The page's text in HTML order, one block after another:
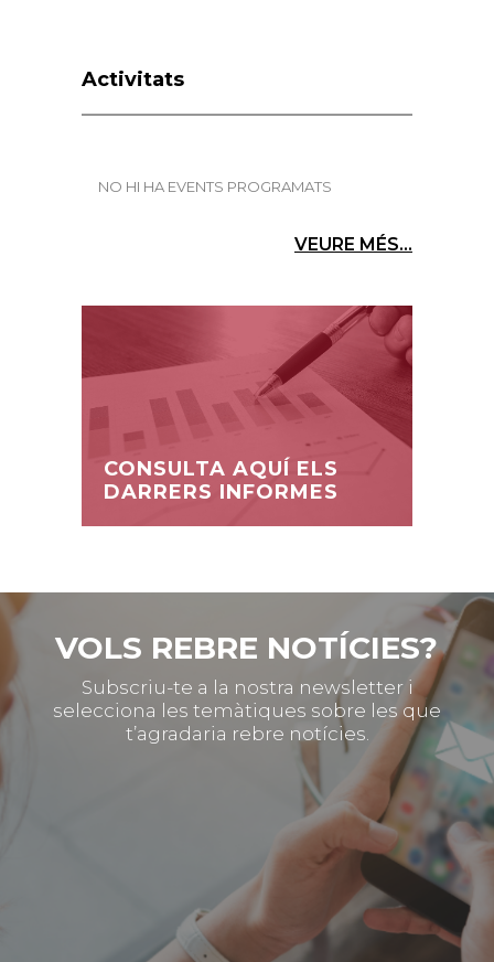
Activitats
NO HI HA EVENTS PROGRAMATS
VEURE MÉS...
CONSULTA AQUÍ ELS
DARRERS INFORMES
VOLS REBRE NOTÍCIES?
Subscriu-te a la nostra newsletter i
selecciona les temàtiques sobre les que
t’agradaria rebre notícies.